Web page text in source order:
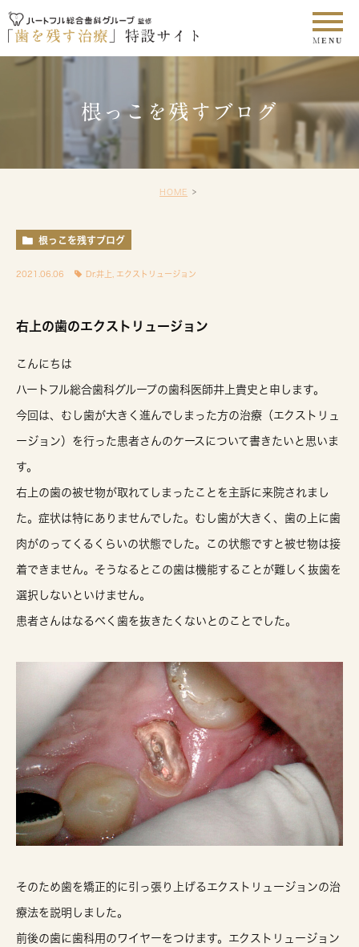
根っこを残すブログ
HOME
根っこを残すブログ
2021.06.06 Dr.井上 エクストリュージョン
右上の歯のエクストリュージョン
こんにちは
ハートフル総合歯科グループの歯科医師井上貴史と申します。
今回は、むし歯が大きく進んでしまった方の治療（エクストリュ
ージョン）を行った患者さんのケースについて書きたいと思いま
す。
右上の歯の被せ物が取れてしまったことを主訴に来院されまし
た。症状は特にありませんでした。むし歯が大きく、歯の上に歯
肉がのってくるくらいの状態でした。この状態ですと被せ物は接
着できません。そうなるとこの歯は機能することが難しく抜歯を
選択しないといけません。
患者さんはなるべく歯を抜きたくないとのことでした。
そのため歯を矯正的に引っ張り上げるエクストリュージョンの治
療法を説明しました。
前後の歯に歯科用のワイヤーをつけます。エクストリュージョン